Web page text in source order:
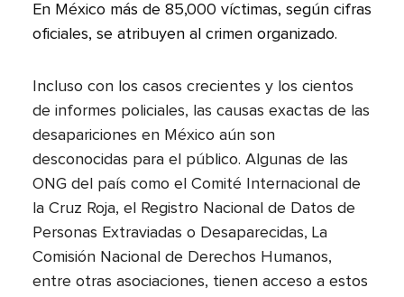
En México más de 85,000 víctimas, según cifras
oficiales, se atribuyen al crimen organizado.
Incluso con los casos crecientes y los cientos
de informes policiales, las causas exactas de las
desapariciones en México aún son
desconocidas para el público. Algunas de las
ONG del país como el Comité Internacional de
la Cruz Roja, el Registro Nacional de Datos de
Personas Extraviadas o Desaparecidas, La
Comisión Nacional de Derechos Humanos,
entre otras asociaciones, tienen acceso a estos